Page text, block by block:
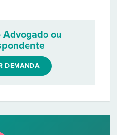
Advogado ou
DEMANDA